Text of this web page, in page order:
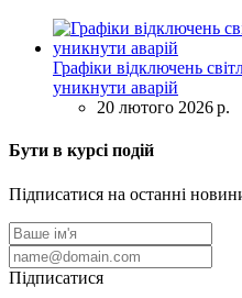
Графіки відключень
уникнути аварій
20 лютого 2026 р.
Бути в курсі подій
Підписатися на останні
Підписатися